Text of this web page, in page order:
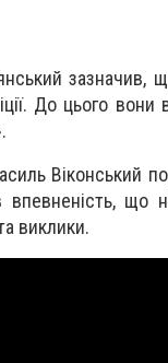
До цього
Віконський
впевненість, що
виклики.